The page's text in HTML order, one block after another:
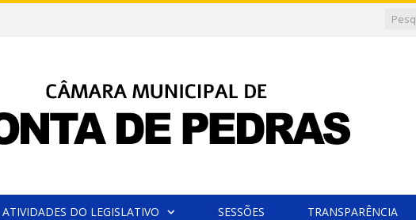
ATIVIDADES DO LEGISLATIVO SESSÕES TRANSPARÊNCIA